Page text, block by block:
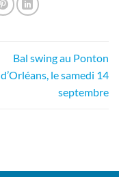
Bal swing au Ponton
d’Orléans, le samedi 14
septembre